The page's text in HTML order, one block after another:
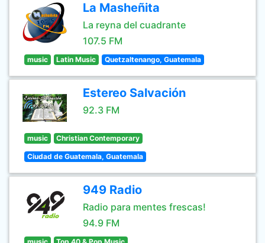
La Masheñita
La reyna del cuadrante
107.5 FM
music Latin Music Quetzaltenango, Guatemala
Estereo Salvación
92.3 FM
music Christian Contemporary
Ciudad de Guatemala, Guatemala
949 Radio
Radio para mentes frescas!
94.9 FM